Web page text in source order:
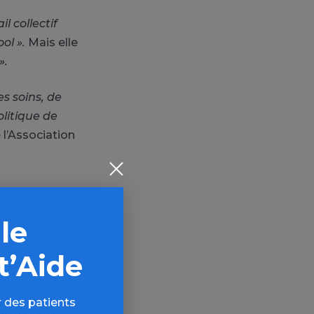
collectif
». Mais elle
soins, de
de
des patients